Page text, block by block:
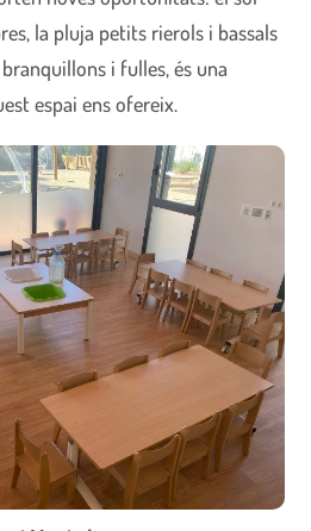
la pluja petits rierols i bassals
i fulles, és una
espai ens ofereix.